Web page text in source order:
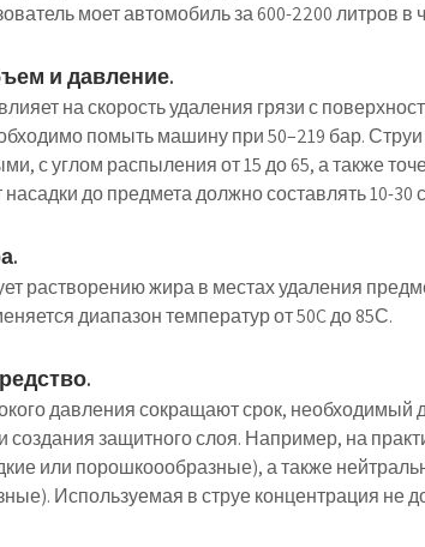
моет автомобиль за 600-2200 литров в
и давление.
на скорость удаления грязи с
помыть машину при 50–219 бар. Струи
с углом распыления от 15 до 65, а также
насадки до предмета должно составлять 10-30
растворению жира в местах удаления
диапазон температур от 50C до 85С.
давления сокращают срок, необходимый
создания защитного слоя. Например, на
или порошкоообразные), а также
Используемая в струе концентрация не